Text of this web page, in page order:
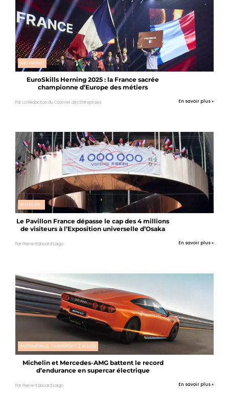
ARTISANAT
EuroSkills Herning 2025 : la France sacrée
championne d’Europe des métiers
Par La Rédaction du Courrier des Entreprises En savoir plus »
AILLEURS...
Le Pavillon France dépasse le cap des 4 millions
de visiteurs à l’Exposition universelle d’Osaka
Par Pierre-Edouard Laigo En savoir plus »
AUTOMOBILE, TRANSPORT, 2 ROUES
Michelin et Mercedes-AMG battent le record
d’endurance en supercar électrique
Par Pierre-Edouard Laigo En savoir plus »